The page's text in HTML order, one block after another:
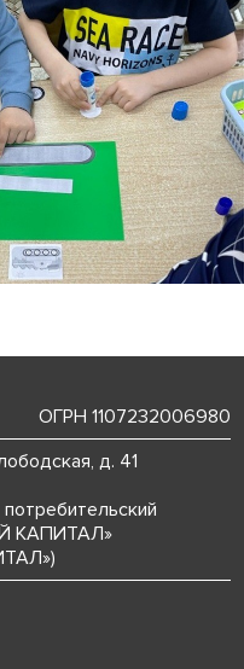
ОГРН 1107232006980
д. 41
КАПИТАЛ»